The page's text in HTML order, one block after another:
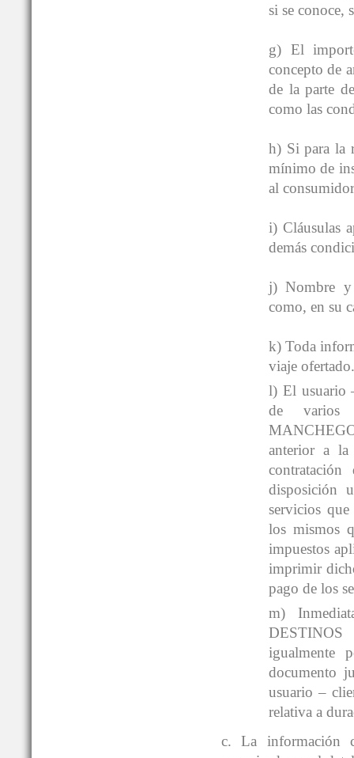
si se conoce,
g) El
concepto de
de la parte
como las
h) Si para la
mínimo de
al
i) Cláusulas
demás
j) Nombre y
como, en su
k) Toda
viaje ofertado.
l) El usuario
de varios
anterior a la
disposición
servicios que
los mismos
impuestos
imprimir
pago de los
m)
igualmente
documento
usuario –
relativa a
c. La información